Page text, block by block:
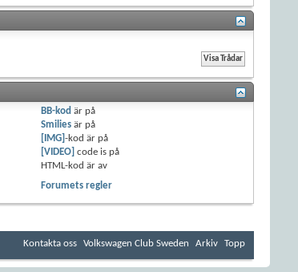
BB-kod är på
Smilies är på
[IMG]-kod är på
[VIDEO] code is på
HTML-kod ärav
Forumets regler
Kontakta oss Volkswagen Club Sweden Arkiv Topp